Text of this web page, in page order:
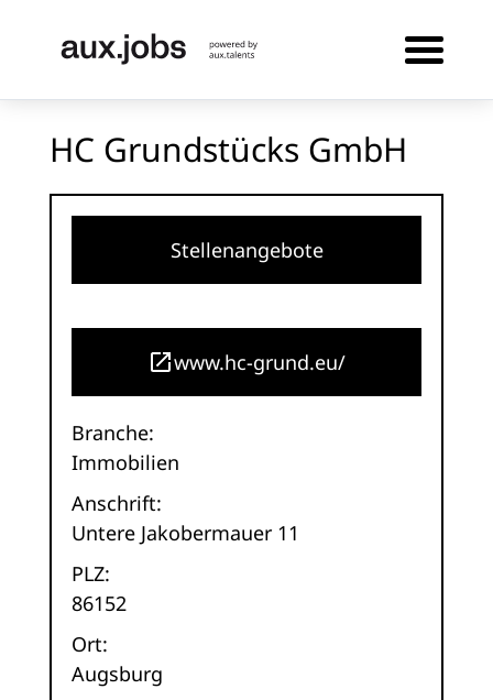
HC Grundstücks GmbH
Stellenangebote
www.hc-grund.eu/
Branche:
Immobilien
Anschrift:
Untere Jakobermauer 11
PLZ:
86152
Ort:
Augsburg